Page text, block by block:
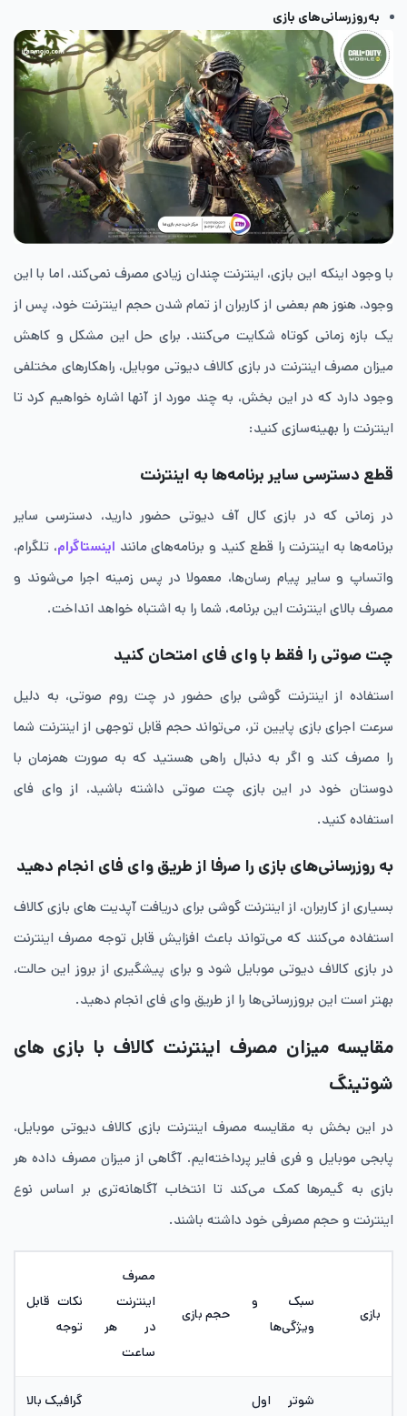
به‌روزرسانی‌های بازی
با وجود اینکه این بازی، اینترنت چندان زیادی مصرف نمی‌کند، اما با این
وجود، هنوز هم بعضی از کاربران از تمام شدن حجم اینترنت خود، پس از
یک بازه زمانی کوتاه شکایت می‌کنند. برای حل این مشکل و کاهش
میزان مصرف اینترنت در بازی کالاف دیوتی موبایل، راهکارهای مختلفی
وجود دارد که در این بخش، به چند مورد از آنها اشاره خواهیم کرد تا
اینترنت را بهینه‌سازی کنید:
قطع دسترسی سایر برنامه‌ها به اینترنت
در زمانی که در بازی کال آف دیوتی حضور دارید، دسترسی سایر
برنامه‌ها به اینترنت را قطع کنید و برنامه‌های مانند اینستاگرام، تلگرام،
واتساپ و سایر پیام رسان‌ها، معمولا در پس زمینه اجرا می‌شوند و
مصرف بالای اینترنت این برنامه، شما را به اشتباه خواهد انداخت.
چت صوتی را فقط با وای فای امتحان کنید
استفاده از اینترنت گوشی برای حضور در چت روم صوتی، به دلیل
سرعت اجرای بازی پایین تر، می‌تواند حجم قابل توجهی از اینترنت شما
را مصرف کند و اگر به دنبال راهی هستید که به صورت همزمان با
دوستان خود در این بازی چت صوتی داشته باشید، از وای فای
استفاده کنید.
به روزرسانی‌های بازی را صرفا از طریق وای فای انجام دهید
بسیاری از کاربران، از اینترنت گوشی برای دریافت آپدیت های بازی کالاف
استفاده می‌کنند که می‌تواند باعث افزایش قابل توجه مصرف اینترنت
در بازی کالاف دیوتی موبایل شود و برای پیشگیری از بروز این حالت،
بهتر است این بروزرسانی‌ها را از طریق وای فای انجام دهید.
مقایسه میزان مصرف اینترنت کالاف با بازی های
شوتینگ
در این بخش به مقایسه مصرف اینترنت بازی‌ کالاف دیوتی موبایل،
پابجی موبایل و فری فایر پرداخته‌ایم. آگاهی از میزان مصرف داده هر
بازی به گیمرها کمک می‌کند تا انتخاب آگاهانه‌تری بر اساس نوع
اینترنت و حجم مصرفی خود داشته باشند.
بازی
سبک و
ویژگی‌ها
حجم بازی
مصرف
اینترنت
در هر
ساعت
نکات قابل
توجه
شوتر اول
گرافیک بالا